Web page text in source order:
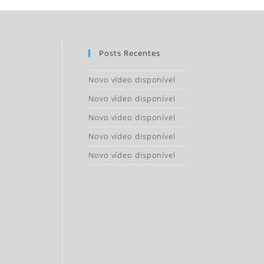
Posts Recentes
Novo vídeo disponível
Novo vídeo disponível
Novo vídeo disponível
Novo vídeo disponível
Novo vídeo disponível